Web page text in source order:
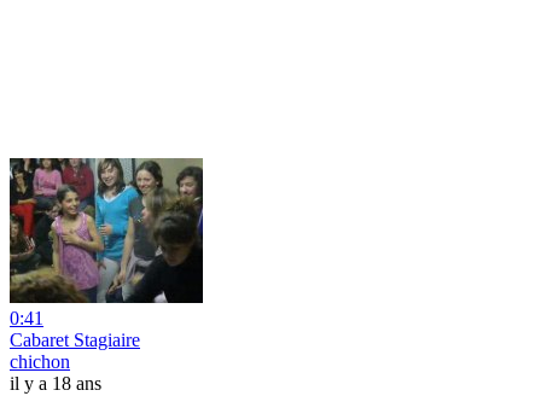
0:41
Cabaret Stagiaire
chichon
il y a 18 ans